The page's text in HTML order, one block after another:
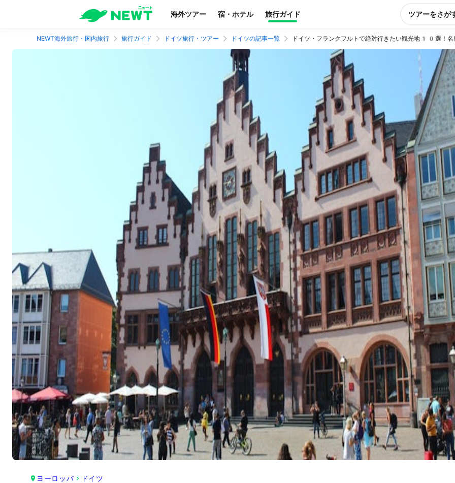
海外ツアー 宿・ホテル 旅行ガイド ツアーをさが
NEWT海外旅行・国内旅行 旅行ガイド ドイツ旅行・ツアー ドイツの記事一覧 ドイツ・フランクフルトで絶対行きたい観光地10選！名
ヨーロッパ ドイツ